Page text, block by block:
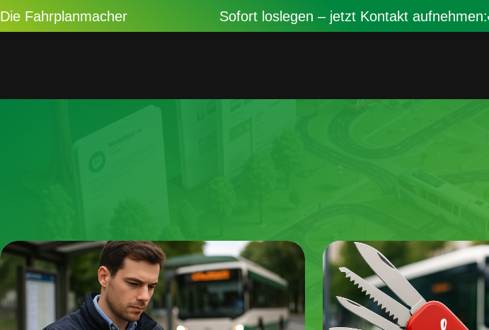
Die Fahrplanmacher Sofort loslegen – jetzt Kontakt aufnehmen: